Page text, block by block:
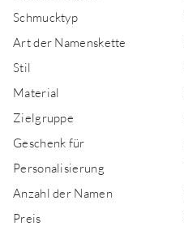
Schmucktyp
Art der Namenskette
Stil
Material
Zielgruppe
Geschenk für
Personalisierung
Anzahl der Namen
Preis